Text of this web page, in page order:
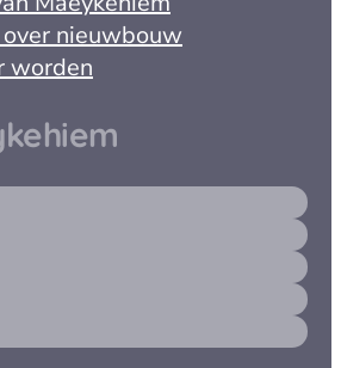
nieuwbouw
worden